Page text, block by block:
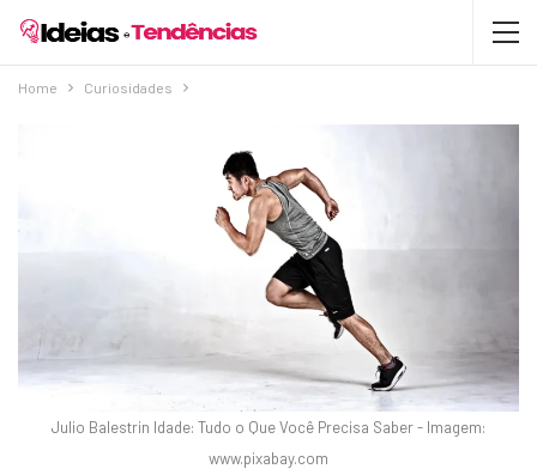
Home Curiosidades
Julio Balestrin Idade: Tudo o Que Você Precisa Saber - Imagem:
www.pixabay.com